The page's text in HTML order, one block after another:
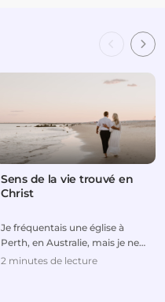
Sens de la vie trouvé en
Christ
Je fréquentais une église à
Perth, en Australie, mais je ne
me suis jamais vraiment senti à
2 minutes de lecture